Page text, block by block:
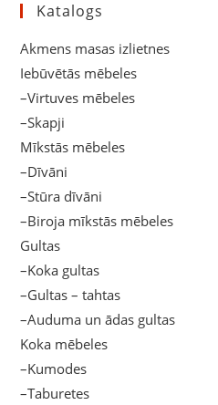
Katalogs
Akmens masas izlietnes
Iebūvētās mēbeles
–Virtuves mēbeles
–Skapji
Mīkstās mēbeles
–Dīvāni
–Stūra dīvāni
–Biroja mīkstās mēbeles
Gultas
–Koka gultas
–Gultas – tahtas
–Auduma un ādas gultas
Koka mēbeles
–Kumodes
–Taburetes